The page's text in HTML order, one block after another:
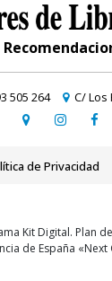
505 264 C/ Los
de Privacidad
Kit Digital. Plan
de España «Next